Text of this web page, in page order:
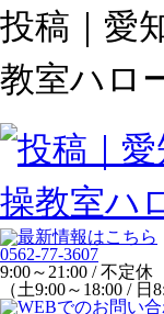
投稿｜愛
教室ハロ
0562-77-3607
9:00～21:00 / 不定休
（土9:00～18:00 / 日